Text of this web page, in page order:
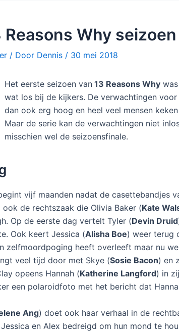
Reasons Why
/ Door Dennis / 30 mei 2018
Het eerste seizoen van 13 Reasons Why
wat los bij de kijkers. De verwachtingen
dan ook erg hoog en heel veel mensen
Maar de serie kan de verwachtingen niet
misschien wel de seizoensfinale.
vijf maanden nadat de casettebandjes
de rechtszaak die Olivia Baker (Kate
Op de eerste dag vertelt Tyler (Devin Druid
Ook keert Jessica (Alisha Boe) weer terug
zelfmoordpoging heeft overleeft maar nu
veel tijd door met Skye (Sosie Bacon) en
opeens Hannah (Katherine Langford) in
een polaroidfoto met het bericht dat
Ang) doet ook haar verhaal in de
en Alex bedreigd om hun mond te